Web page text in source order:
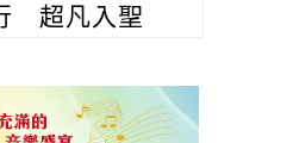
超凡入聖